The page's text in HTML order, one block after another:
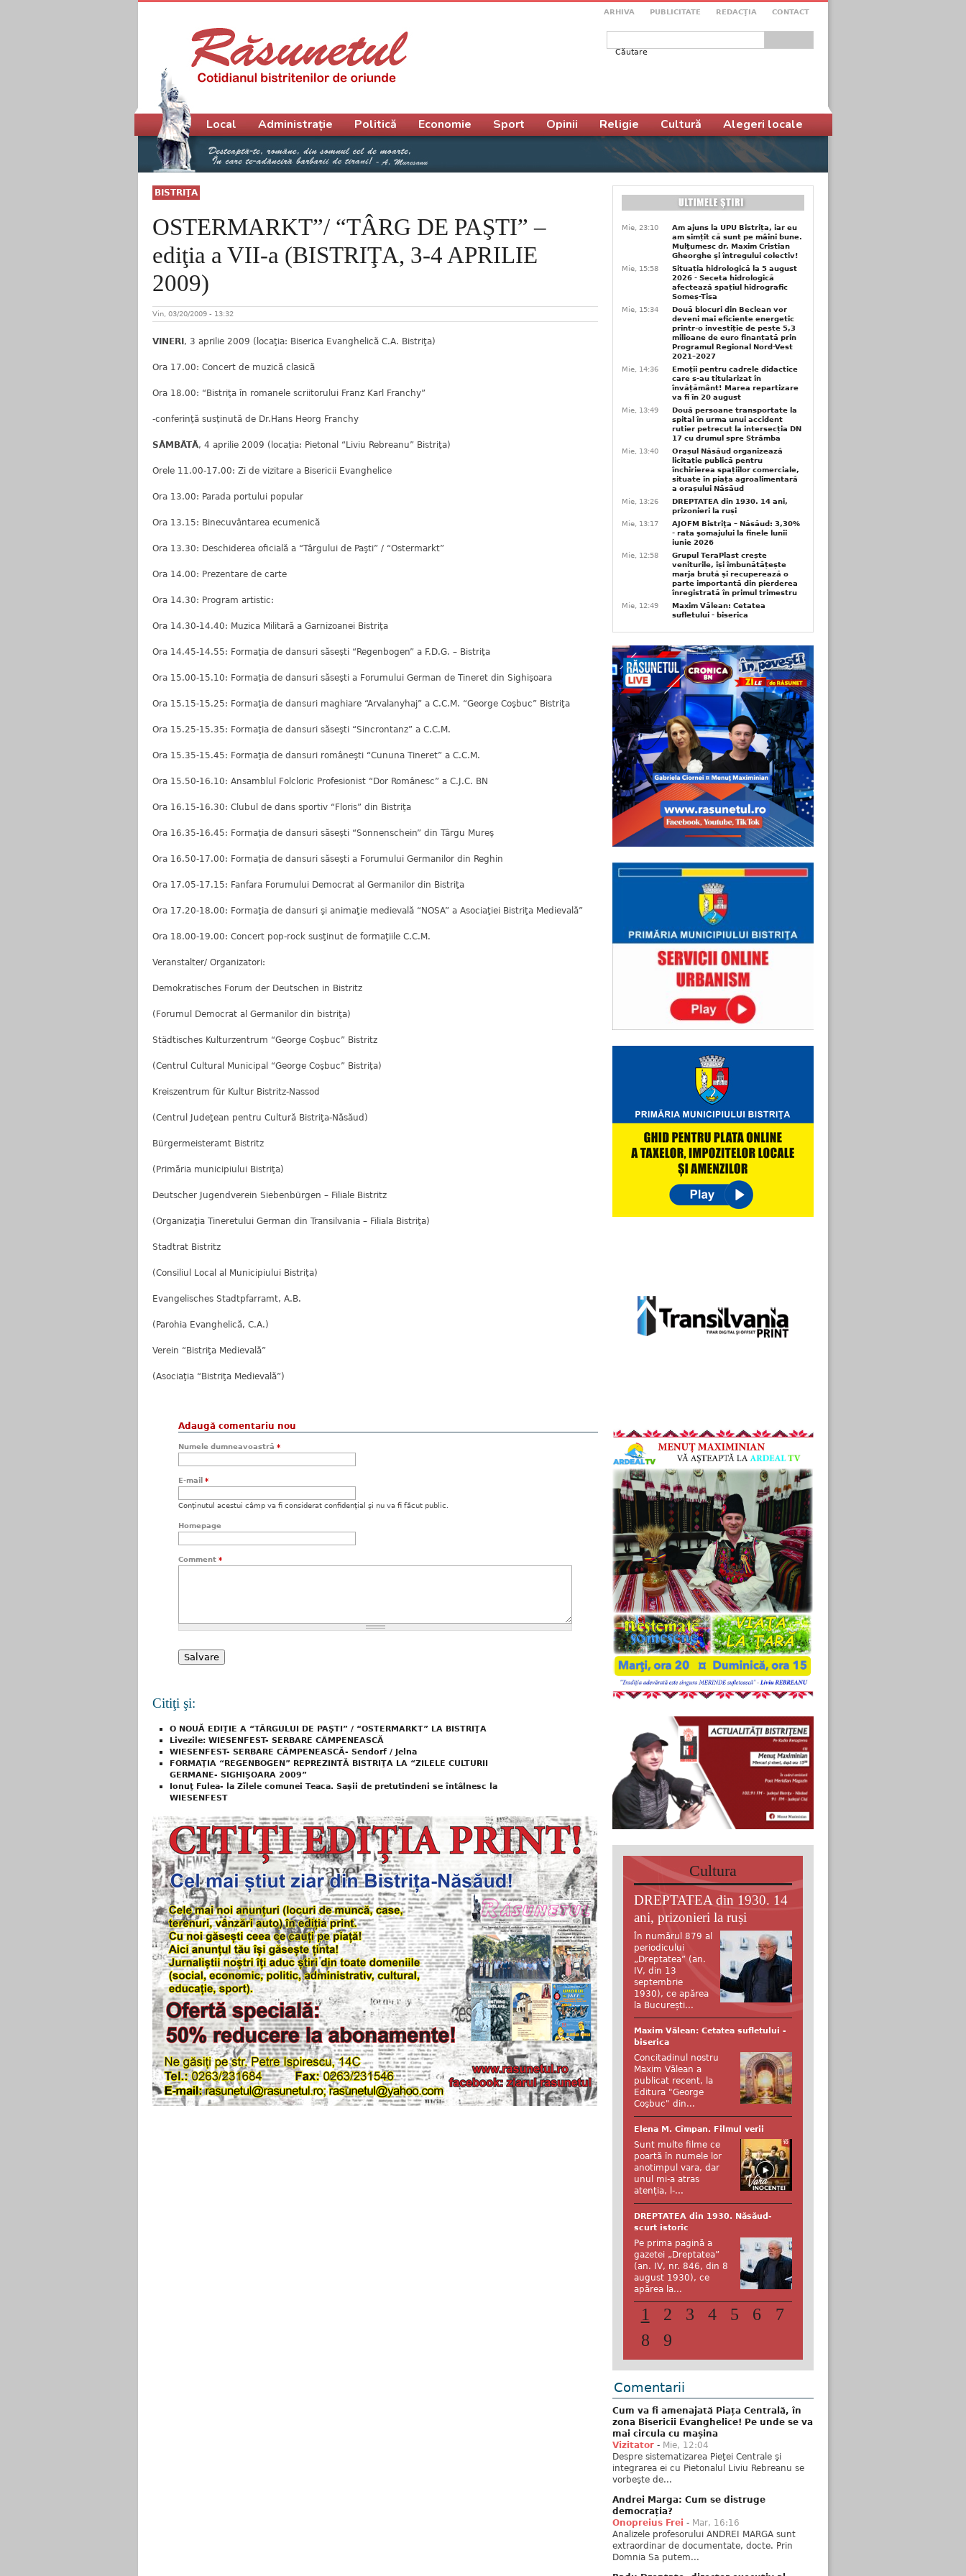
ARHIVA PUBLICITATE REDACŢIA CONTACT
Formular de căutare
BISTRIŢA
OSTERMARKT”/ “TÂRG DE PAŞTI” –
ediţia a VII-a (BISTRIŢA, 3-4 APRILIE
2009)
Vin, 03/20/2009 - 13:32
VINERI , 3 aprilie 2009 (locaţia: Biserica Evanghelică C.A. Bistriţa)
Ora 17.00: Concert de muzică clasică
Ora 18.00: “Bistriţa în romanele scriitorului Franz Karl Franchy”
-conferinţă susţinută de Dr.Hans Heorg Franchy
SÂMBĂTĂ, 4 aprilie 2009 (locaţia: Pietonal “Liviu Rebreanu” Bistriţa)
Orele 11.00-17.00: Zi de vizitare a Bisericii Evanghelice
Ora 13.00: Parada portului popular
Ora 13.15: Binecuvântarea ecumenică
Ora 13.30: Deschiderea oficială a “Târgului de Paşti” / “Ostermarkt”
Ora 14.00: Prezentare de carte
Ora 14.30: Program artistic:
Ora 14.30-14.40: Muzica Militară a Garnizoanei Bistriţa
Ora 14.45-14.55: Formaţia de dansuri săseşti “Regenbogen” a F.D.G. – Bistriţa
Ora 15.00-15.10: Formaţia de dansuri săseşti a Forumului German de Tineret din Sighişoara
Ora 15.15-15.25: Formaţia de dansuri maghiare “Arvalanyhaj” a C.C.M. “George Coşbuc” Bistriţa
Ora 15.25-15.35: Formaţia de dansuri săseşti “Sincrontanz” a C.C.M.
Ora 15.35-15.45: Formaţia de dansuri româneşti “Cununa Tineret” a C.C.M.
Ora 15.50-16.10: Ansamblul Folcloric Profesionist “Dor Românesc” a C.J.C. BN
Ora 16.15-16.30: Clubul de dans sportiv “Floris” din Bistriţa
Ora 16.35-16.45: Formaţia de dansuri săseşti “Sonnenschein” din Târgu Mureş
Ora 16.50-17.00: Formaţia de dansuri săseşti a Forumului Germanilor din Reghin
Ora 17.05-17.15: Fanfara Forumului Democrat al Germanilor din Bistriţa
Ora 17.20-18.00: Formaţia de dansuri şi animaţie medievală “NOSA” a Asociaţiei Bistriţa Medievală”
Ora 18.00-19.00: Concert pop-rock susţinut de formaţiile C.C.M.
Veranstalter/ Organizatori:
Demokratisches Forum der Deutschen in Bistritz
(Forumul Democrat al Germanilor din bistriţa)
Städtisches Kulturzentrum “George Coşbuc” Bistritz
(Centrul Cultural Municipal “George Coşbuc” Bistriţa)
Kreiszentrum für Kultur Bistritz-Nassod
(Centrul Judeţean pentru Cultură Bistriţa-Năsăud)
Bürgermeisteramt Bistritz
(Primăria municipiului Bistriţa)
Deutscher Jugendverein Siebenbürgen – Filiale Bistritz
(Organizaţia Tineretului German din Transilvania – Filiala Bistriţa)
Stadtrat Bistritz
(Consiliul Local al Municipiului Bistriţa)
Evangelisches Stadtpfarramt, A.B.
(Parohia Evanghelică, C.A.)
Verein “Bistriţa Medievală”
(Asociaţia “Bistriţa Medievală”)
Adaugă comentariu nou
Numele dumneavoastră *
E-mail *
Conţinutul acestui câmp va fi considerat confidenţial şi nu va fi făcut public.
Homepage
Comment *
Citiţi şi:
O NOUĂ EDIŢIE A “TÂRGULUI DE PAŞTI” / “OSTERMARKT” LA BISTRIŢA
Livezile: WIESENFEST- SERBARE CÂMPENEASCĂ
WIESENFEST- SERBARE CÂMPENEASCĂ- Sendorf / Jelna
FORMAŢIA “REGENBOGEN” REPREZINTĂ BISTRIŢA LA “ZILELE CULTURII
GERMANE- SIGHIŞOARA 2009”
Ionuţ Fulea- la Zilele comunei Teaca. Saşii de pretutindeni se întâlnesc la
WIESENFEST
Meniu principal
Local Administrație Politică Economie Sport Opinii Religie Cultură Alegeri locale
Mie, 23:10
Am ajuns la UPU Bistrița, iar eu
am simțit că sunt pe mâini bune.
Mulţumesc dr. Maxim Cristian
Gheorghe şi întregului colectiv!
Mie, 15:58
Situația hidrologică la 5 august
2026 - Seceta hidrologică
afectează spațiul hidrografic
Someș-Tisa
Mie, 15:34
Două blocuri din Beclean vor
deveni mai eficiente energetic
printr-o investiție de peste 5,3
milioane de euro finanțată prin
Programul Regional Nord-Vest
2021–2027
Mie, 14:36
Emoții pentru cadrele didactice
care s-au titularizat în
învățământ! Marea repartizare
va fi în 20 august
Mie, 13:49
Două persoane transportate la
spital în urma unui accident
rutier petrecut la intersecția DN
17 cu drumul spre Strâmba
Mie, 13:40
Orașul Năsăud organizează
licitație publică pentru
închirierea spațiilor comerciale,
situate în piața agroalimentară
a orașului Năsăud
Mie, 13:26
DREPTATEA din 1930. 14 ani,
prizonieri la ruși
Mie, 13:17
AJOFM Bistriţa – Năsăud: 3,30%
- rata şomajului la finele lunii
iunie 2026
Mie, 12:58
Grupul TeraPlast crește
veniturile, își îmbunătățește
marja brută și recuperează o
parte importantă din pierderea
înregistrată în primul trimestru
Mie, 12:49
Maxim Vălean: Cetatea
sufletului - biserica
Cultura
DREPTATEA din 1930. 14
ani, prizonieri la ruși
În numărul 879 al
periodicului
„Dreptatea” (an.
IV, din 13
septembrie
1930), ce apărea
la București...
Maxim Vălean: Cetatea sufletului -
biserica
Concitadinul nostru
Maxim Vălean a
publicat recent, la
Editura "George
Coşbuc" din...
Elena M. Cîmpan. Filmul verii
Sunt multe filme ce
poartă în numele lor
anotimpul vara, dar
unul mi-a atras
atenția, l-...
DREPTATEA din 1930. Năsăud-
scurt istoric
Pe prima pagină a
gazetei „Dreptatea”
(an. IV, nr. 846, din 8
august 1930), ce
apărea la...
1 2 3 4 5 6
7
8
9
Comentarii
Cum va fi amenajată Piața Centrală, în
zona Bisericii Evanghelice! Pe unde se va
mai circula cu mașina
Vizitator - Mie, 12:04
Despre sistematizarea Pieţei Centrale şi
integrarea ei cu Pietonalul Liviu Rebreanu se
vorbeşte de...
Andrei Marga: Cum se distruge
democrația?
Onopreius Frei - Mar, 16:16
Analizele profesorului ANDREI MARGA sunt
extraordinar de documentate, docte. Prin
Domnia Sa putem...